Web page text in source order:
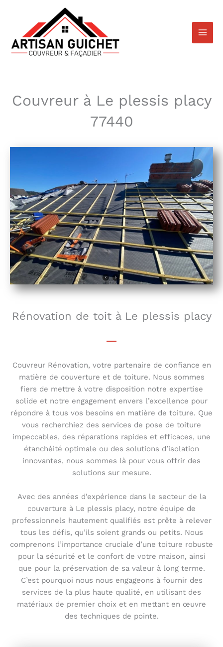
contenu
Couvreur à Le plessis placy
77440
Rénovation de toit à Le plessis placy
Couvreur Rénovation, votre partenaire de confiance en
matière de couverture et de toiture. Nous sommes
fiers de mettre à votre disposition notre expertise
solide et notre engagement envers l’excellence pour
répondre à tous vos besoins en matière de toiture. Que
vous recherchiez des services de pose de toiture
impeccables, des réparations rapides et efficaces, une
étanchéité optimale ou des solutions d’isolation
innovantes, nous sommes là pour vous offrir des
solutions sur mesure.
Avec des années d’expérience dans le secteur de la
couverture à Le plessis placy, notre équipe de
professionnels hautement qualifiés est prête à relever
tous les défis, qu’ils soient grands ou petits. Nous
comprenons l’importance cruciale d’une toiture robuste
pour la sécurité et le confort de votre maison, ainsi
que pour la préservation de sa valeur à long terme.
C’est pourquoi nous nous engageons à fournir des
services de la plus haute qualité, en utilisant des
matériaux de premier choix et en mettant en œuvre
des techniques de pointe.